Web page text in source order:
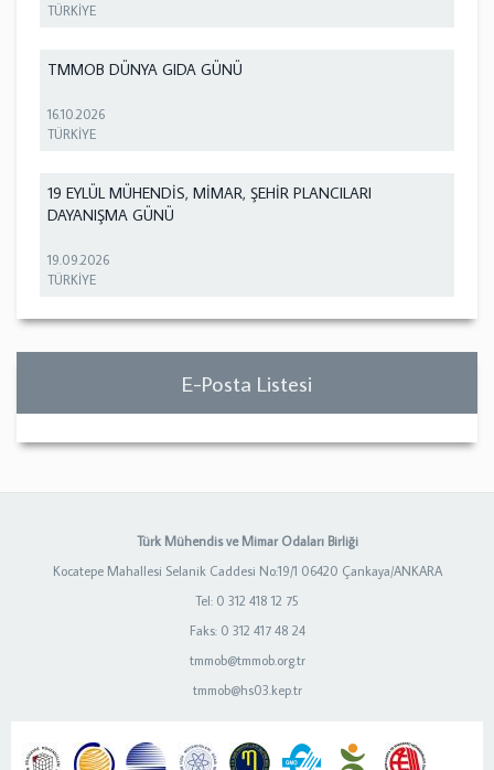
TÜRKİYE
TMMOB DÜNYA GIDA GÜNÜ
16.10.2026
TÜRKİYE
19 EYLÜL MÜHENDİS, MİMAR, ŞEHİR PLANCILARI
DAYANIŞMA GÜNÜ
19.09.2026
TÜRKİYE
E-Posta Listesi
Türk Mühendis ve Mimar Odaları Birliği
Kocatepe Mahallesi Selanik Caddesi No:19/1 06420 Çankaya/ANKARA
Tel: 0 312 418 12 75
Faks: 0 312 417 48 24
tmmob@tmmob.org.tr
tmmob@hs03.kep.tr